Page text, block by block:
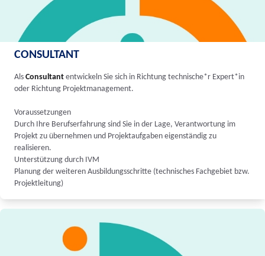
CONSULTANT
Als Consultant entwickeln Sie sich in Richtung technische*r Expert*in
oder Richtung Projektmanagement.
Voraussetzungen
Durch Ihre Berufserfahrung sind Sie in der Lage, Verantwortung im
Projekt zu übernehmen und Projektaufgaben eigenständig zu
realisieren.
Unterstützung durch IVM
Planung der weiteren Ausbildungsschritte (technisches Fachgebiet bzw.
Projektleitung)